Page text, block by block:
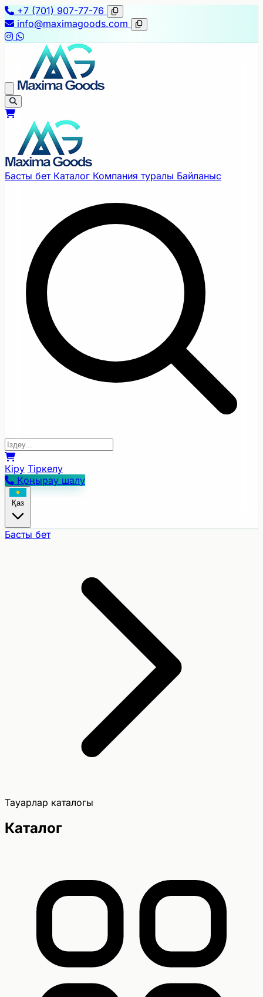
+7 (701) 907-77-76
info@maximagoods.com
Басты бет Каталог Компания туралы Байланыс
Кіру Тіркелу
Қоңырау шалу
Қаз
Басты бет
Тауарлар каталогы
Каталог